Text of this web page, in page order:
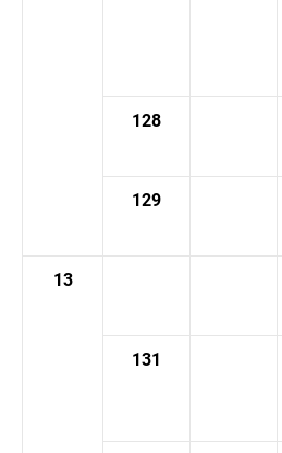
128
129
13
131